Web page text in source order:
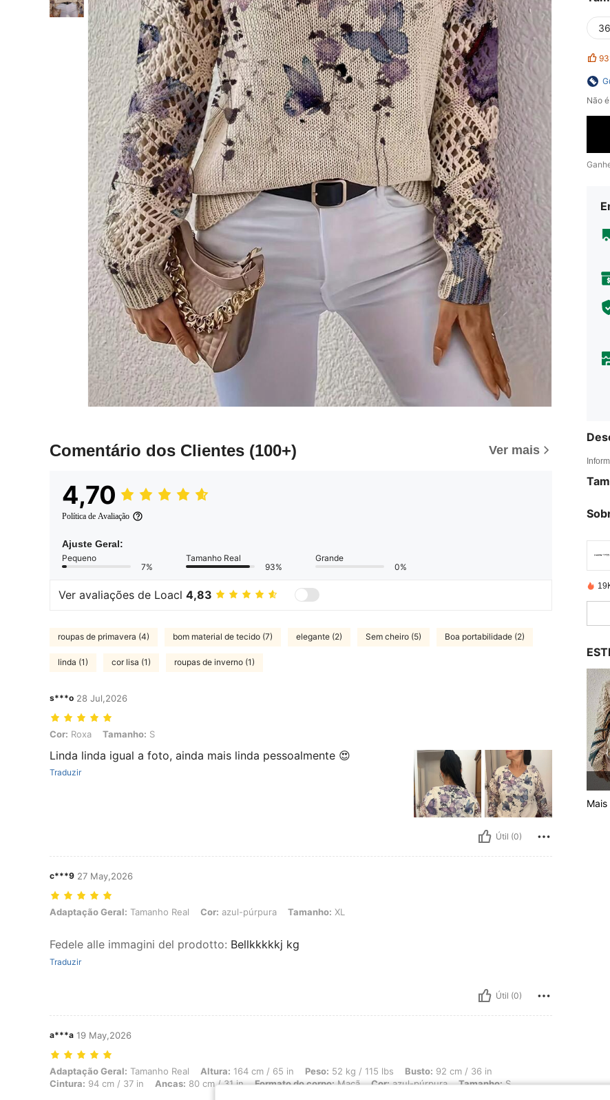
Comentário dos Clientes (100+) Ver mais
4,70
Política de Avaliação
Ajuste Geral:
Pequeno
7%
Tamanho Real
93%
Grande
0%
Ver avaliações de Loacl 4,83
roupas de primavera (4) bom material de tecido (7) elegante (2) Sem cheiro (5) Boa portabilidade (2)
linda (1) cor lisa (1) roupas de inverno (1)
s***o 28 Jul,2026
Cor: Roxa, Tamanho: S
Cor: Roxa Tamanho: S
Linda linda igual a foto, ainda mais linda pessoalmente 😍
Traduzir
Útil (0)
c***9 27 May,2026
Adaptação Geral: Tamanho Real, Cor: azul-púrpura, Tamanho: XL
Adaptação Geral: Tamanho Real Cor: azul-púrpura Tamanho: XL
Fedele alle immagini del prodotto: Bellkkkkkj kg
Traduzir
Útil (0)
a***a 19 May,2026
Adaptação Geral: Tamanho Real, Altura: 164 cm / 65 in, Peso: 52 kg / 115 lbs, Busto: 92 cm / 36 in, Cintura: 94 cm / 37 in, Ancas: 80 cm / 31 in,
Adaptação Geral: Tamanho Real Altura: 164 cm / 65 in Peso: 52 kg / 115 lbs Busto: 92 cm / 36 in
Cintura: 94 cm / 37 in Ancas: 80 cm / 31 in Formato do corpo:Maçã Cor:azul-púrpura Tamanho:S
Não